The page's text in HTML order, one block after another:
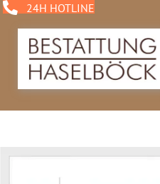
24H HOTLINE